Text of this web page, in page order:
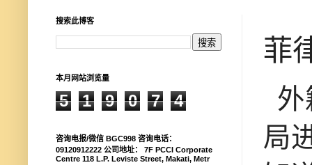
菲
外
局
搜索此博客
本月网站浏览量
5 1 9 0 7 4
咨询电报/微信 BGC998 咨询电话：
09120912222 公司地址： 7F PCCI Corporate
Centre 118 L.P. Leviste Street, Makati, Metr